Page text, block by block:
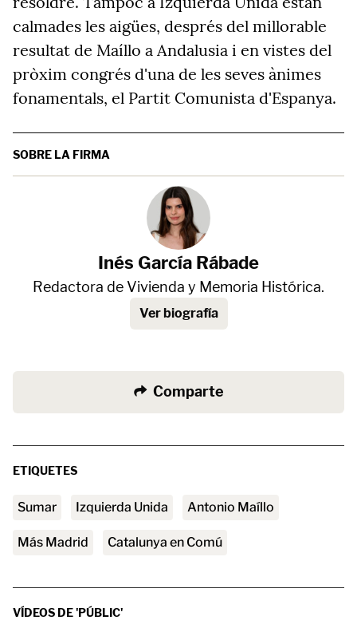
calmades les aigües, després del millorable
resultat de Maíllo a Andalusia i en vistes del
pròxim congrés d'una de les seves ànimes
fonamentals, el Partit Comunista d'Espanya.
SOBRE LA FIRMA
Inés García Rábade
Redactora de Vivienda y Memoria Histórica.
Ver biografía
Comparte
ETIQUETES
Sumar Izquierda Unida Antonio Maíllo
Más Madrid Catalunya en Comú
VÍDEOS DE 'PÚBLIC'